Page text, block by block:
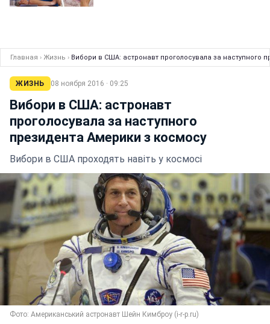
Главная › Жизнь › Вибори в США: астронавт проголосувала за наступного
ЖИЗНЬ 08 ноября 2016 · 09:25
Вибори в США: астронавт
проголосувала за наступного
президента Америки з космосу
Вибори в США проходять навіть у космосі
Фото: Американський астронавт Шейн Кимброу (i-r-p.ru)